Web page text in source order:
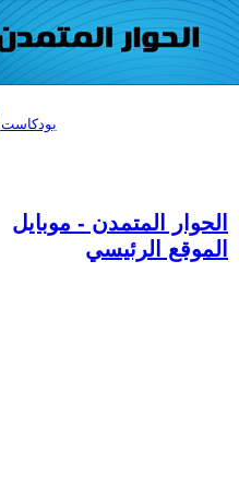
بودكاست
الحوار المتمدن - موبايل
الموقع الرئيسي